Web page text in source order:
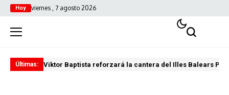
Hoy viernes , 7 agosto 2026
Últimas: Viktor Baptista reforzará la cantera del Illes Balears